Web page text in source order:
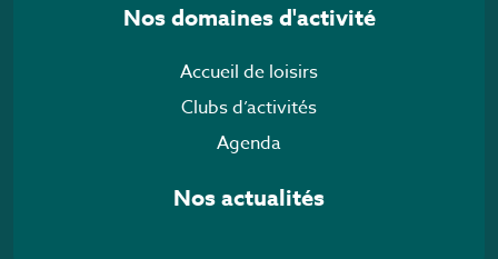
Nos domaines d'activité
Accueil de loisirs
Clubs d’activités
Agenda
Nos actualités